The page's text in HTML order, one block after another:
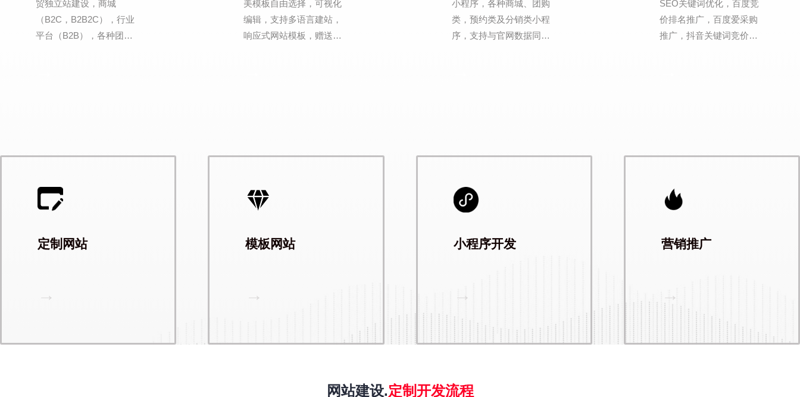
贸独立站建设，商城
（B2C，B2B2C），行业
平台（B2B），各种团购
美模板自由选择，可视化
编辑，支持多语言建站，
响应式网站模板，赠送
小程序，各种商城、团购
类，预约类及分销类小程
序，支持与官网数据同
SEO关键词优化，百度竞
价排名推广，百度爱采购
推广，抖音关键词竞价推
定制网站
→
模板网站
→
小程序开发
→
营销推广
→
网站建设.定制开发流程